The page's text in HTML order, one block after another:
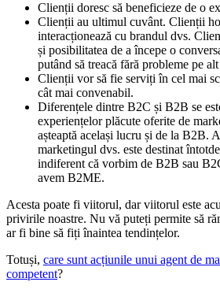
Clienții doresc să beneficieze de o
Clienții au ultimul cuvânt. Clienții
interacționează cu brandul dvs.
și posibilitatea de a începe o
putând să treacă fără probleme pe
Clienții vor să fie serviți în cel mai
cât mai convenabil.
Diferențele dintre B2C și B2B se
experiențelor plăcute oferite de
așteaptă același lucru și de la B2B.
marketingul dvs. este destinat
indiferent că vorbim de B2B sau
avem B2ME.
Acesta poate fi viitorul, dar viitorul este
privirile noastre. Nu vă puteți permite să
ar fi bine să fiți înaintea tendințelor.
Totuși, care sunt acțiunile unui agent de
competent?